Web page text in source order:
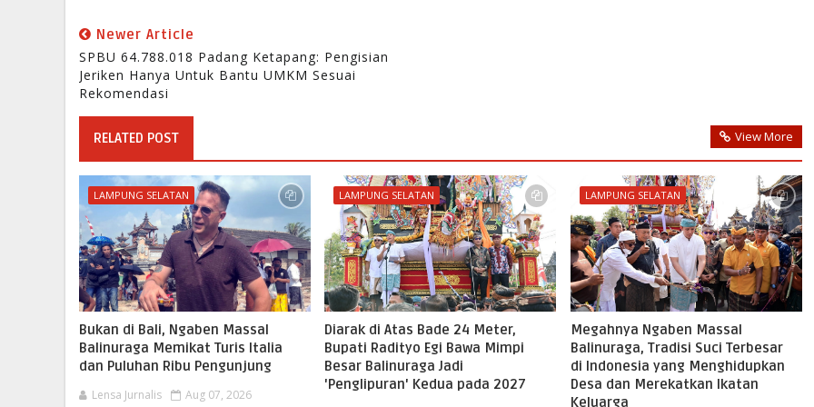
Newer Article
SPBU 64.788.018 Padang Ketapang: Pengisian
Jeriken Hanya Untuk Bantu UMKM Sesuai
Rekomendasi
RELATED POST View More
LAMPUNG SELATAN
Bukan di Bali, Ngaben Massal
Balinuraga Memikat Turis Italia
dan Puluhan Ribu Pengunjung
Lensa Jurnalis Aug 07, 2026
LAMPUNG SELATAN
Diarak di Atas Bade 24 Meter,
Bupati Radityo Egi Bawa Mimpi
Besar Balinuraga Jadi
'Penglipuran' Kedua pada 2027
LAMPUNG SELATAN
Megahnya Ngaben Massal
Balinuraga, Tradisi Suci Terbesar
di Indonesia yang Menghidupkan
Desa dan Merekatkan Ikatan
Keluarga